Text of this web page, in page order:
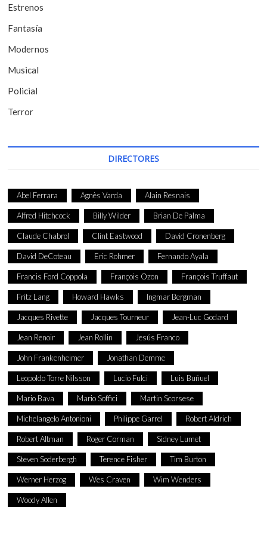
t
r
a
d
a
s
Estrenos
Fantasía
Modernos
Musical
Policial
Terror
DIRECTORES
Abel Ferrara Agnès Varda Alain Resnais
Alfred Hitchcock Billy Wilder Brian De Palma
Claude Chabrol Clint Eastwood David Cronenberg
David DeCoteau Eric Rohmer Fernando Ayala
Francis Ford Coppola François Ozon François Truffaut
Fritz Lang Howard Hawks Ingmar Bergman
Jacques Rivette Jacques Tourneur Jean-Luc Godard
Jean Renoir Jean Rollin Jesús Franco
John Frankenheimer Jonathan Demme
Leopoldo Torre Nilsson Lucio Fulci Luis Buñuel
Mario Bava Mario Soffici Martin Scorsese
Michelangelo Antonioni Philippe Garrel Robert Aldrich
Robert Altman Roger Corman Sidney Lumet
Steven Soderbergh Terence Fisher Tim Burton
Werner Herzog Wes Craven Wim Wenders
Woody Allen